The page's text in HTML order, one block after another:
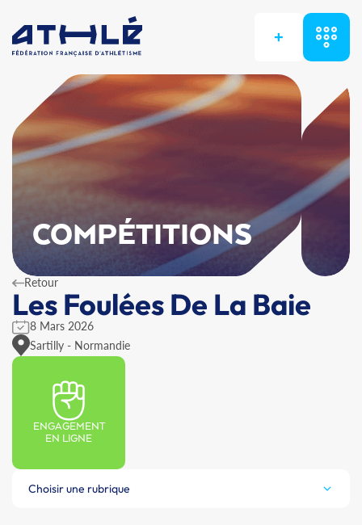
+
COMPÉTITIONS
Retour
Les Foulées De La Baie
8 Mars 2026
Sartilly - Normandie
ENGAGEMENT
EN LIGNE
Choisir une rubrique